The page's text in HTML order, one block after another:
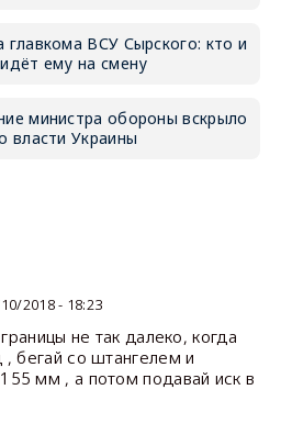
главкома ВСУ Сырского: кто и
ему на смену
министра обороны вскрыло
власти Украины
2018 - 18:23
не так далеко, когда
бегай со штангелем и
мм , а потом подавай иск в